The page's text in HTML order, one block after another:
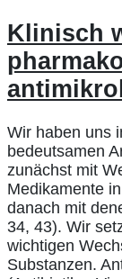
Klinisch
Wir haben uns
bedeutsamen
zunächst mit
Medikamente
danach mit
34, 43). Wir
wichtigen
Substanzen.